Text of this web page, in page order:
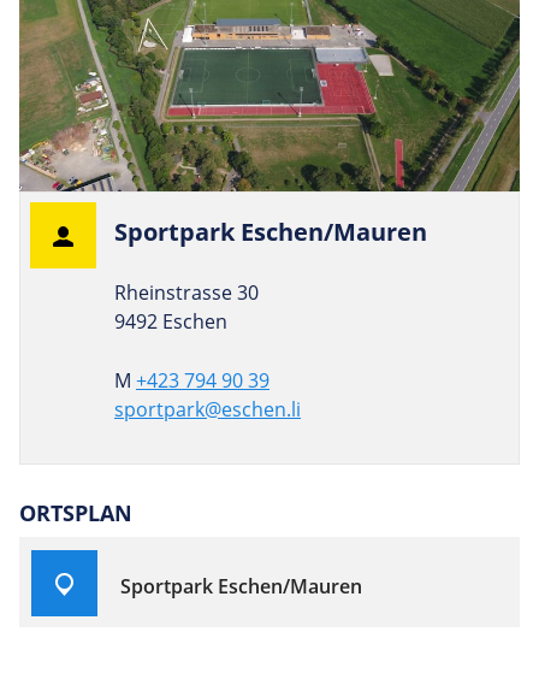
Sport­park Eschen/Mauren
Rheinstrasse 30
9492 Eschen
M +423 794 90 39
sportpark@eschen.li
ORTSPLAN
Sportpark Eschen/Mauren